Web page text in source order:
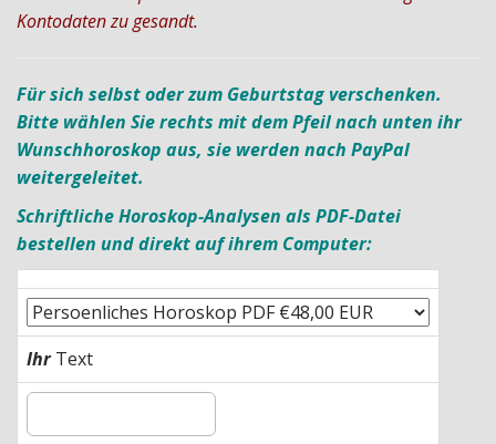
Kontodaten zu gesandt.
Für sich selbst oder zum Geburtstag verschenken.
Bitte wählen Sie rechts mit dem Pfeil nach unten ihr
Wunschhoroskop aus, sie werden nach PayPal
weitergeleitet.
Schriftliche Horoskop-Analysen als PDF-Datei
bestellen und direkt auf ihrem Computer:
IhrText